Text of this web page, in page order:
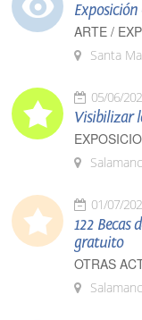
ARTE /
Santa
05/06/
Visibilizar
01/07/
122 Becas
gratuito
OTRAS